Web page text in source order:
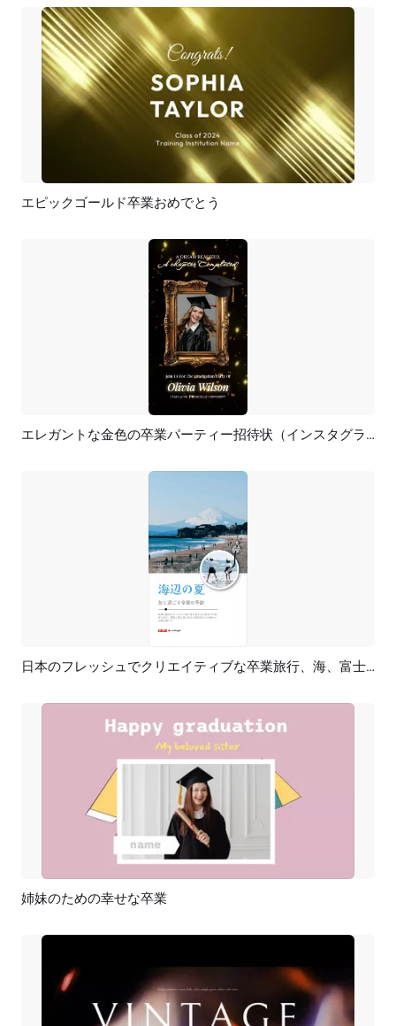
プレビュー カスタマイズ
エピックゴールド卒業おめでとう
プレビュー AI再生成 エレガントな金色の卒業パーティー招待状（インスタグラム・TikTokリール）
プレビュー AI再生成 日本のフレッシュでクリエイティブな卒業旅行、海、富士山、ジャーナル写真コラージュリール
プレビュー
姉妹のための幸せな卒業